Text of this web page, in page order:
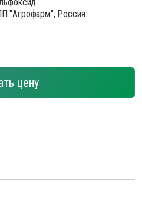
"Агрофарм", Россия
цену